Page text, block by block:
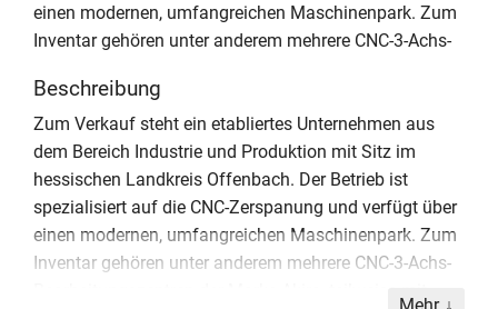
einen modernen, umfangreichen Maschinenpark. Zum
Inventar gehören unter anderem mehrere CNC-3-Achs-
Beschreibung
Zum Verkauf steht ein etabliertes Unternehmen aus
dem Bereich Industrie und Produktion mit Sitz im
hessischen Landkreis Offenbach. Der Betrieb ist
spezialisiert auf die CNC-Zerspanung und verfügt über
einen modernen, umfangreichen Maschinenpark. Zum
Inventar gehören unter anderem mehrere CNC-3-Achs-